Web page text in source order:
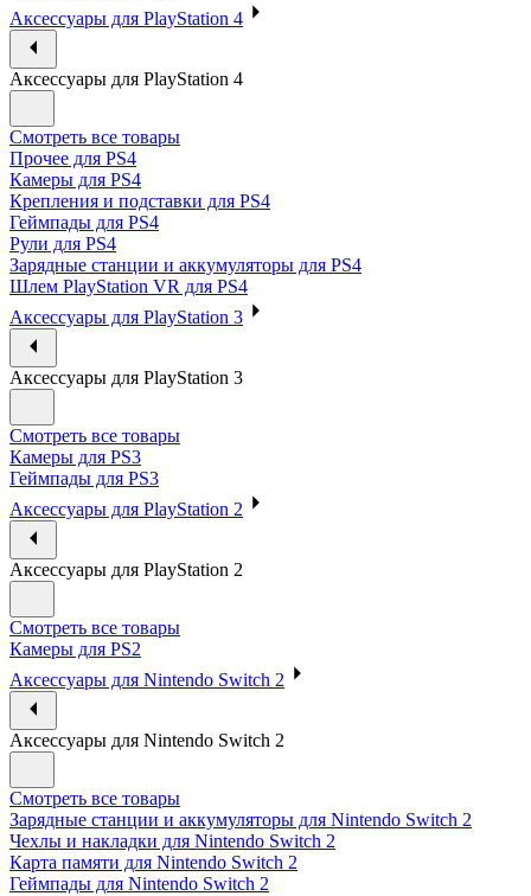
Аксессуары для PlayStation 4
Аксессуары для PlayStation 4
Смотреть все товары
Прочее для PS4
Камеры для PS4
Крепления и подставки для PS4
Геймпады для PS4
Рули для PS4
Зарядные станции и аккумуляторы для PS4
Шлем PlayStation VR для PS4
Аксессуары для PlayStation 3
Аксессуары для PlayStation 3
Смотреть все товары
Камеры для PS3
Геймпады для PS3
Аксессуары для PlayStation 2
Аксессуары для PlayStation 2
Смотреть все товары
Камеры для PS2
Аксессуары для Nintendo Switch 2
Аксессуары для Nintendo Switch 2
Смотреть все товары
Зарядные станции и аккумуляторы для Nintendo Switch 2
Чехлы и накладки для Nintendo Switch 2
Карта памяти для Nintendo Switch 2
Геймпады для Nintendo Switch 2